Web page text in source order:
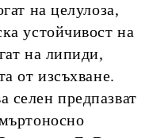
на целулоза,
устойчивост на
на липиди,
от изсъхване.
предпазват